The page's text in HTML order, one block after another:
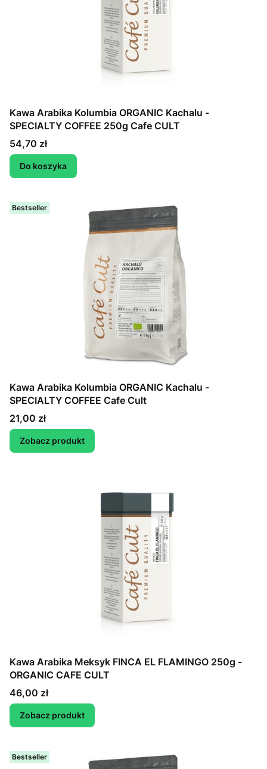
Kawa Arabika Kolumbia ORGANIC Kachalu -
SPECIALTY COFFEE 250g Cafe CULT
Cena
54,70 zł
Do koszyka
Bestseller
Kawa Arabika Kolumbia ORGANIC Kachalu -
SPECIALTY COFFEE Cafe Cult
Cena
21,00 zł
Zobacz produkt
Kawa Arabika Meksyk FINCA EL FLAMINGO 250g -
ORGANIC CAFE CULT
Cena
46,00 zł
Zobacz produkt
Bestseller